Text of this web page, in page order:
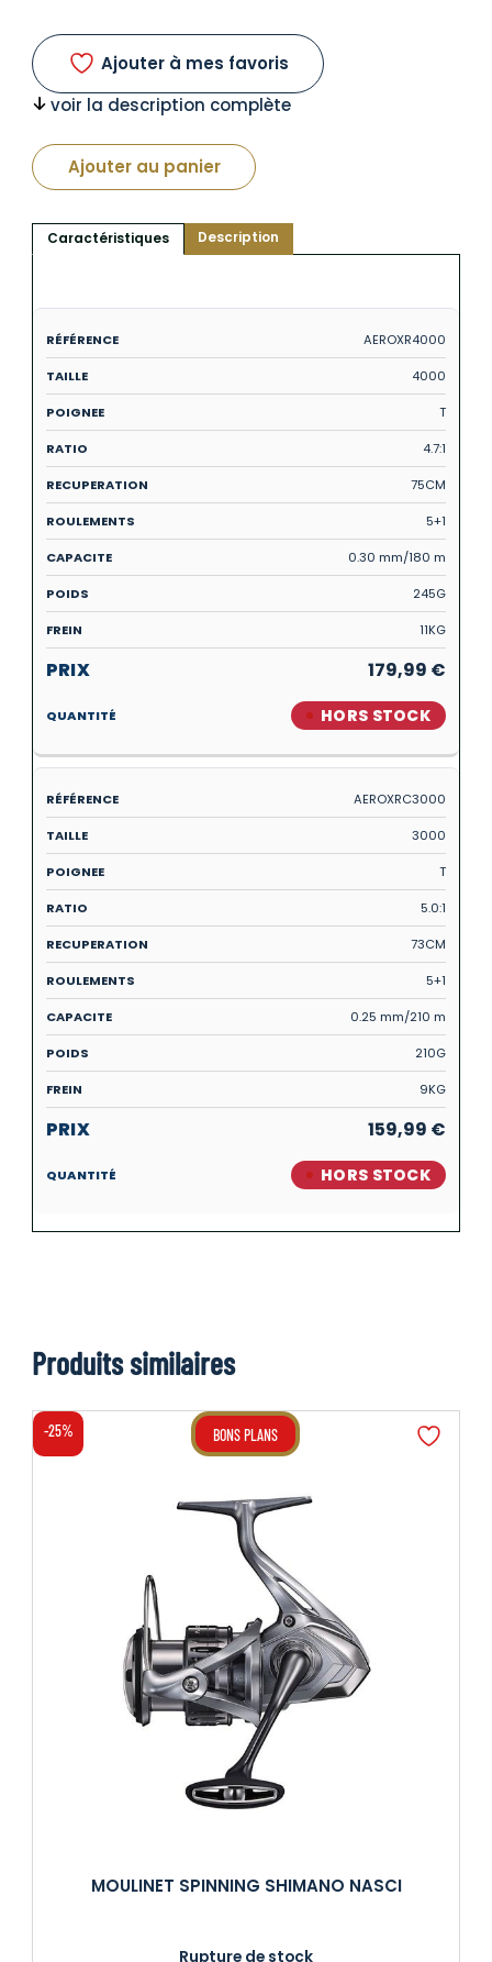
Ajouter à mes favoris
voir la description complète
Ajouter au panier
Caractéristiques Description
AEROXR4000
4000
T
4.7:1
75CM
5+1
0.30 mm/180 m
245G
11KG
179,99 €
HORS STOCK
AEROXRC3000
3000
T
5.0:1
73CM
5+1
0.25 mm/210 m
210G
9KG
159,99 €
HORS STOCK
Produits similaires
-25% BONS PLANS
MOULINET SPINNING SHIMANO NASCI
Rupture de stock